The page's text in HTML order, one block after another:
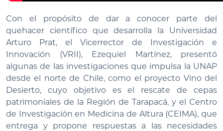
Con el propósito de dar a conocer parte del
quehacer científico que desarrolla la Universidad
Arturo Prat, el Vicerrector de Investigación e
Innovación (VRII), Ezequiel Martínez, presentó
algunas de las investigaciones que impulsa la UNAP
desde el norte de Chile, como el proyecto Vino del
Desierto, cuyo objetivo es el rescate de cepas
patrimoniales de la Región de Tarapacá, y el Centro
de Investigación en Medicina de Altura (CEIMA), que
entrega y propone respuestas a las necesidades